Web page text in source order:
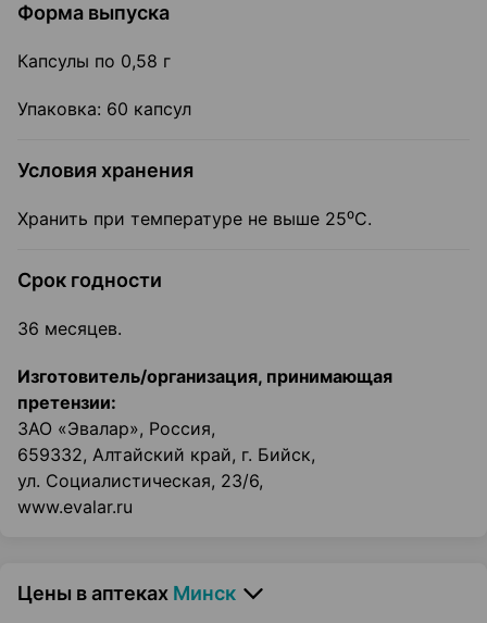
Форма выпуска
Капсулы по 0,58 г
Упаковка: 60 капсул
Условия хранения
Хранить при температуре не выше 25⁰С.
Срок годности
36 месяцев.
Изготовитель/организация, принимающая
претензии:
ЗАО «Эвалар», Россия,
659332, Алтайский край, г. Бийск,
ул. Социалистическая, 23/6,
www.evalar.ru
Цены в аптеках Минск